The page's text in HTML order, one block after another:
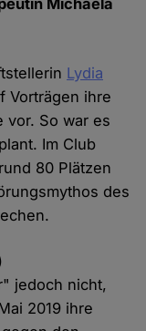
Michaela
Lydia
Vorträgen ihre
vor. So war es
Im Club
80 Plätzen
des
jedoch nicht,
2019 ihre